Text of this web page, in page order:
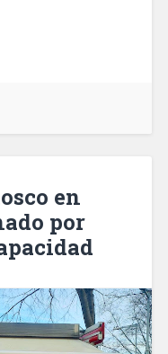
en
por